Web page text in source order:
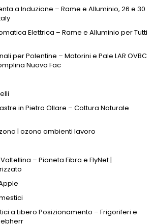
a Induzione – Rame e Alluminio, 26 e 30
Elettrica – Rame e Alluminio per Tutti
per Polentine – Motorini e Pale LAR OVBC
Nuova Fac
in Pietra Ollare – Cottura Naturale
| ozono ambienti lavoro
– Pianeta Fibra e FlyNet |
a Libero Posizionamento – Frigoriferi e